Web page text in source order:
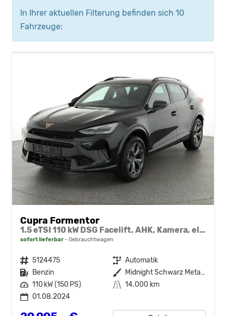
In Ihrer aktuellen Filterung befinden sich 10
Fahrzeuge:
Cupra Formentor
1.5 eTSI 110 kW DSG Facelift, AHK, Kamera, el. Klappe, KESSY, Winter
sofort lieferbar Gebrauchtwagen
Fahrzeugnr. 5124475 Getriebe Automatik
Kraftstoff Benzin Außenfarbe
Midnight Schwarz Metallic
Leistung 110 kW (150 PS) Kilometerstand 14.000 km
01.08.2024